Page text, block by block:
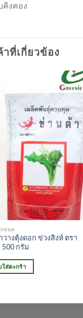
คิงคอง
ที่เกี่ยวข้อง
หมด
วางตุ้งดอก ข่วงสิงห์ ตรา
กรัม
ส่ตะกร้า